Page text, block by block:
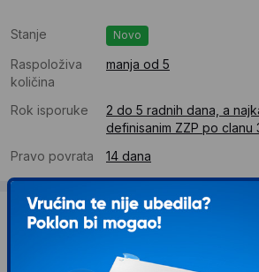
Stanje Novo
Raspoloživa
količina
manja od 5
Rok isporuke
2 do 5 radnih dana, a
definisanim ZZP po clanu
Pravo povrata
14 dana
Dostava